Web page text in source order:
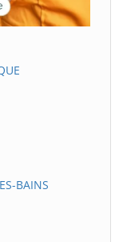
BAINS